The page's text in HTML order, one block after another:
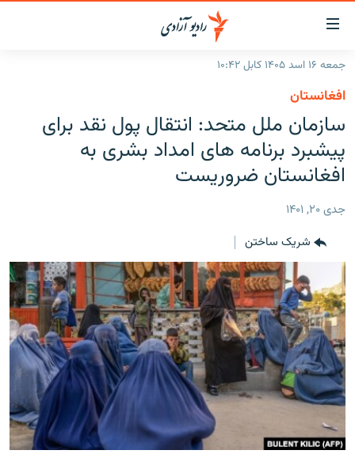
لینک‌های
قابل
دسترسی
به
متن
بازگشت
اصلی
صفحه
جستجو
گزارش‌ها
افغانستان
منطقه
خبرها
افغانستان
جدول نشرات
مجموعه تصویری
ورزش
بحران مهاجرت
'کووید-۱۹'
تماس
صفحه پشتو
Azadi English
جمعه ۱۶ اسد ۱۴۰۵ کابل ۱۰:۴۲
افغانستان
سازمان ملل متحد: انتقال پول نقد برای
پیشبرد برنامه های امداد بشری به
افغانستان ضروریست
جدی ۲۰, ۱۴۰۱
شریک ساختن